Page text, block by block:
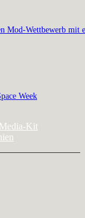
Mod-Wettbewerb mit
Week
Media-Kit